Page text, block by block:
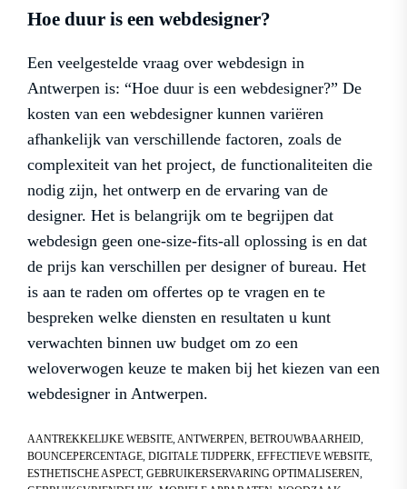
Hoe duur is een webdesigner?
Een veelgestelde vraag over webdesign in
Antwerpen is: “Hoe duur is een webdesigner?” De
kosten van een webdesigner kunnen variëren
afhankelijk van verschillende factoren, zoals de
complexiteit van het project, de functionaliteiten die
nodig zijn, het ontwerp en de ervaring van de
designer. Het is belangrijk om te begrijpen dat
webdesign geen one-size-fits-all oplossing is en dat
de prijs kan verschillen per designer of bureau. Het
is aan te raden om offertes op te vragen en te
bespreken welke diensten en resultaten u kunt
verwachten binnen uw budget om zo een
weloverwogen keuze te maken bij het kiezen van een
webdesigner in Antwerpen.
AANTREKKELIJKE WEBSITE,ANTWERPEN, BETROUWBAARHEID,
BOUNCEPERCENTAGE, DIGITALE TIJDPERK, EFFECTIEVE WEBSITE,
ESTHETISCHE ASPECT, GEBRUIKERSERVARING OPTIMALISEREN,